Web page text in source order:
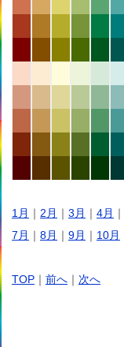
1月 ｜ 2月 ｜ 3月 ｜ 4月 ｜
7月 ｜ 8月 ｜ 9月 ｜ 10月
TOP ｜ 前へ ｜ 次へ